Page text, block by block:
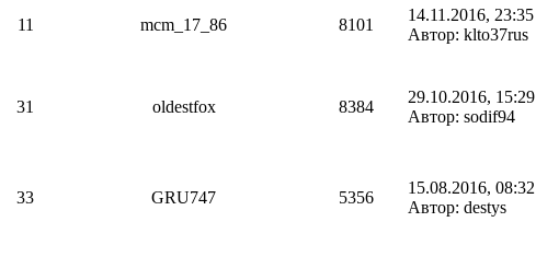
11 mcm_17_86 8101
14.11.2016, 23:35
Автор: klto37rus
31 oldestfox 8384
29.10.2016, 15:29
Автор: sodif94
33 GRU747 5356
15.08.2016, 08:32
Автор: destys